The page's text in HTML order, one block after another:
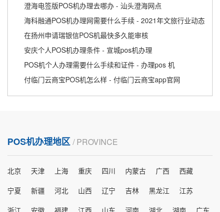
澄海电签版POS机办理去哪办 - 汕头澄海网点
海科融通POS机办理网需要什么手续 - 2021年文旅行业动态
在扬州申请瑞银信POS机最快多久能审核
安庆个人POS机办理条件 - 宣城pos机办理
POS机个人办理需要什么手续和证件 - 办理pos 机
付临门云商宝POS机怎么样 - 付临门云商宝app官网
POS机办理地区 / PROVINCE
北京 天津 上海 重庆 四川 内蒙古 广西
西藏
宁夏
新疆 河北 山西 辽宁 吉林 黑龙江
江苏